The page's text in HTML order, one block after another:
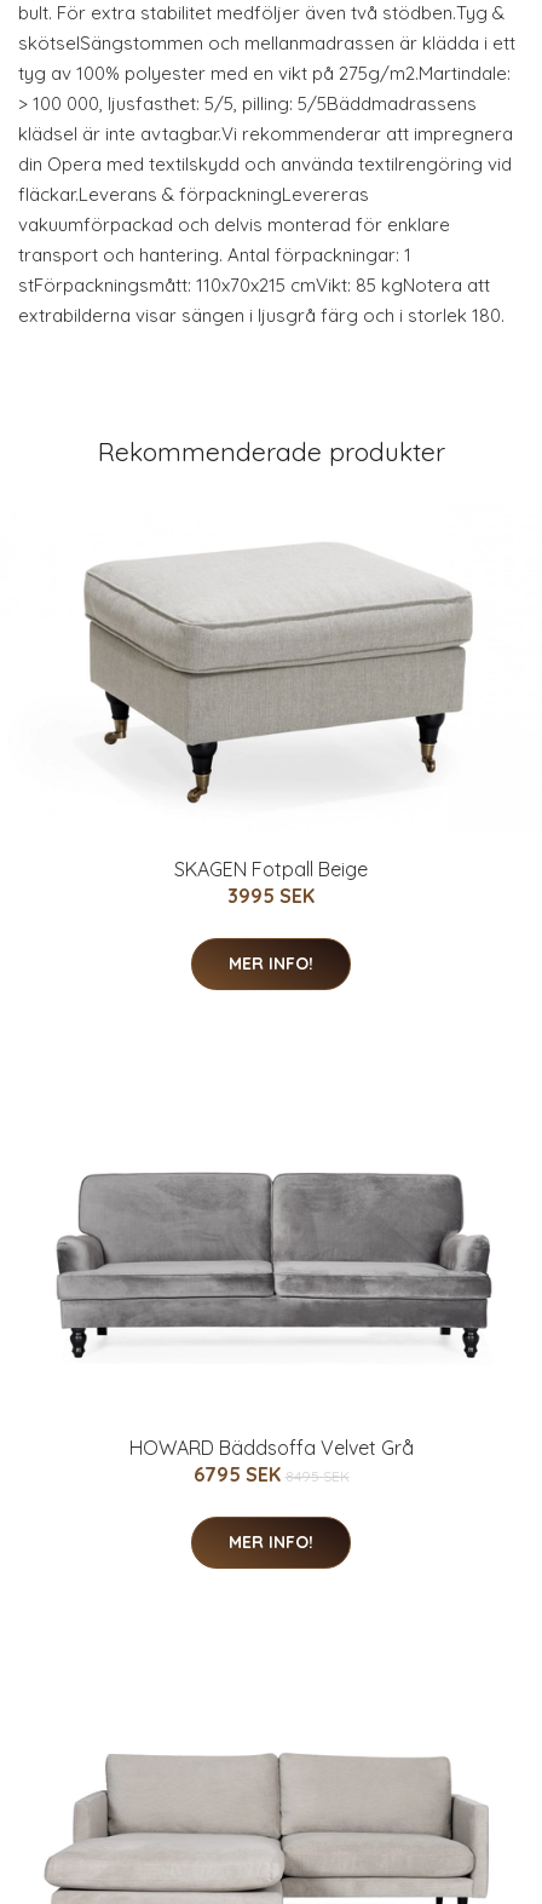
bult. För extra stabilitet medföljer även två stödben.Tyg &
skötselSängstommen och mellanmadrassen är klädda i ett
tyg av 100% polyester med en vikt på 275g/m2.Martindale:
> 100 000, ljusfasthet: 5/5, pilling: 5/5Bäddmadrassens
klädsel är inte avtagbar.Vi rekommenderar att impregnera
din Opera med textilskydd och använda textilrengöring vid
fläckar.Leverans & förpackningLevereras
vakuumförpackad och delvis monterad för enklare
transport och hantering. Antal förpackningar: 1
stFörpackningsmått: 110x70x215 cmVikt: 85 kgNotera att
extrabilderna visar sängen i ljusgrå färg och i storlek 180.
Rekommenderade produkter
SKAGEN Fotpall Beige
3995 SEK
MER INFO!
HOWARD Bäddsoffa Velvet Grå
6795 SEK 8495 SEK
MER INFO!